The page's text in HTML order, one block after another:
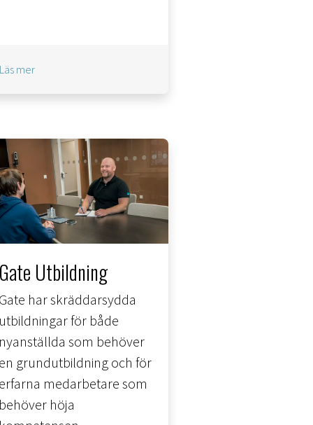
Läs mer
Gate Utbildning
Gate har skräddarsydda
utbildningar för både
nyanställda som behöver
en grundutbildning och för
erfarna medarbetare som
behöver höja